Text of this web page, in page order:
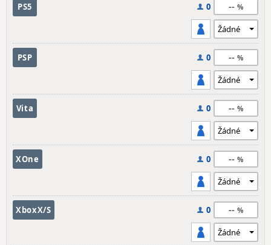
PS5 0 --
PSP 0 --
Vita 0 --
XOne 0 --
XboxX/S 0 --